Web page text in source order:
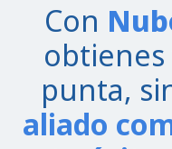
Con
punta,
aliado